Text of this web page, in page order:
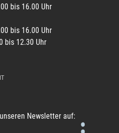
bis 16.00 Uhr
bis 16.00 Uhr
12.30 Uhr
Newsletter auf: